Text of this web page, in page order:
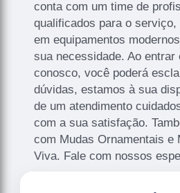
conta com um time de
qualificados para o
em equipamentos
sua necessidade. Ao entrar
conosco, você poderá
dúvidas, estamos à sua
de um atendimento
com a sua satisfação.
com Mudas Ornamentais e
Viva. Fale com nossos
.